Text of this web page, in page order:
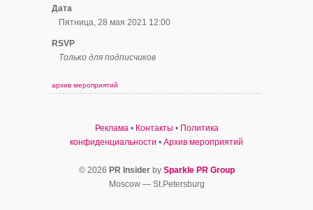
Дата
Пятница, 28 мая 2021 12:00
RSVP
Только для подписчиков
архив мероприятий
Реклама• Контакты • Политика
конфиденциальности • Архив мероприятий
© 2026 PR Insiderby Sparkle PR Group
Moscow — St.Petersburg